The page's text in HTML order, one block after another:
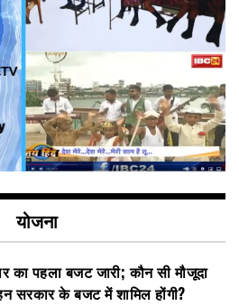
योजना
का पहला बजट जारी; कौन सी मौजूदा
सरकार के बजट में शामिल होंगी?